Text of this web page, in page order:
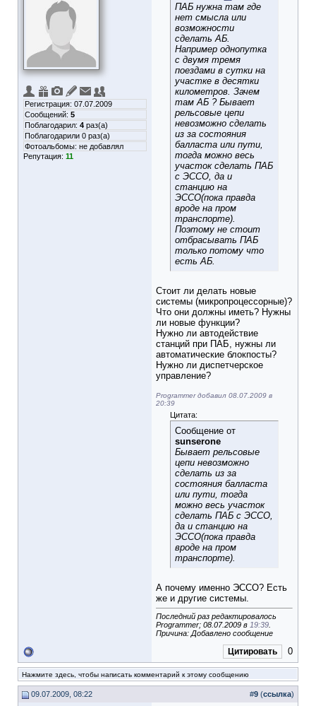
Регистрация: 07.07.2009
Сообщений: 5
Поблагодарил: 4 раз(а)
Поблагодарили 0 раз(а)
Фотоальбомы: не добавлял
Репутация: 11
ПАБ нужна там где
нет смысла или
возможности
сделать АБ.
Например однопутка
с двумя тремя
поездами в сутки на
участке в десятки
километров. Зачем
там АБ ? Бывает
рельсовые цепи
невозможно сделать
из за состояния
балласта или пути,
тогда можно весь
участок сделать ПАБ
с ЭССО, да и
станцию на
ЭССО(пока правда
вроде на пром
транспорте).
Поэтому не стоит
отбрасывать ПАБ
только потому что
есть АБ.
Стоит ли делать новые
системы (микропроцессорные)?
Что они должны иметь? Нужны
ли новые функции?
Нужно ли автодействие
станций при ПАБ, нужны ли
автоматические блокпосты?
Нужно ли диспетчерское
управление?
Programmer добавил 08.07.2009 в
20:39
Цитата:
Сообщение от
sunserone
Бывает рельсовые
цепи невозможно
сделать из за
состояния балласта
или пути, тогда
можно весь участок
сделать ПАБ с ЭССО,
да и станцию на
ЭССО(пока правда
вроде на пром
транспорте).
А почему именно ЭССО? Есть
же и другие системы.
Последний раз редактировалось
Programmer; 08.07.2009 в 19:39
Причина: Добавлено сообщение
Цитировать 0
Нажмите здесь, чтобы написать комментарий к этому сообщению
09.07.2009, 08:22 #9 (ссылка)